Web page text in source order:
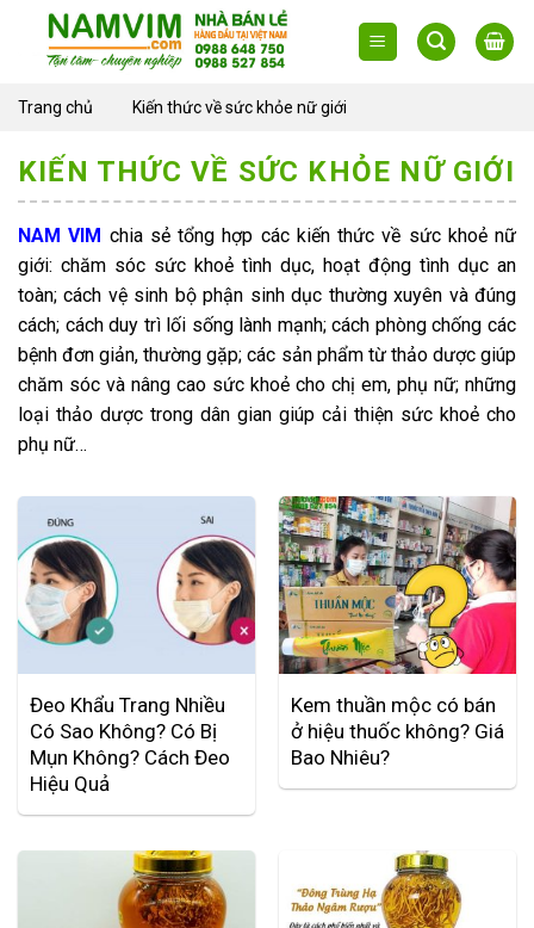
content
Trang chủ Kiến thức về sức khỏe nữ giới
KIẾN THỨC VỀ SỨC KHỎE NỮ GIỚI
NAM VIM chia sẻ tổng hợp các kiến thức về sức khoẻ nữ
giới: chăm sóc sức khoẻ tình dục, hoạt động tình dục an
toàn; cách vệ sinh bộ phận sinh dục thường xuyên và đúng
cách; cách duy trì lối sống lành mạnh; cách phòng chống các
bệnh đơn giản, thường gặp; các sản phẩm từ thảo dược giúp
chăm sóc và nâng cao sức khoẻ cho chị em, phụ nữ; những
loại thảo dược trong dân gian giúp cải thiện sức khoẻ cho
phụ nữ…
Đeo Khẩu Trang Nhiều
Có Sao Không? Có Bị
Mụn Không? Cách Đeo
Hiệu Quả
Kem thuần mộc có bán
ở hiệu thuốc không? Giá
Bao Nhiêu?